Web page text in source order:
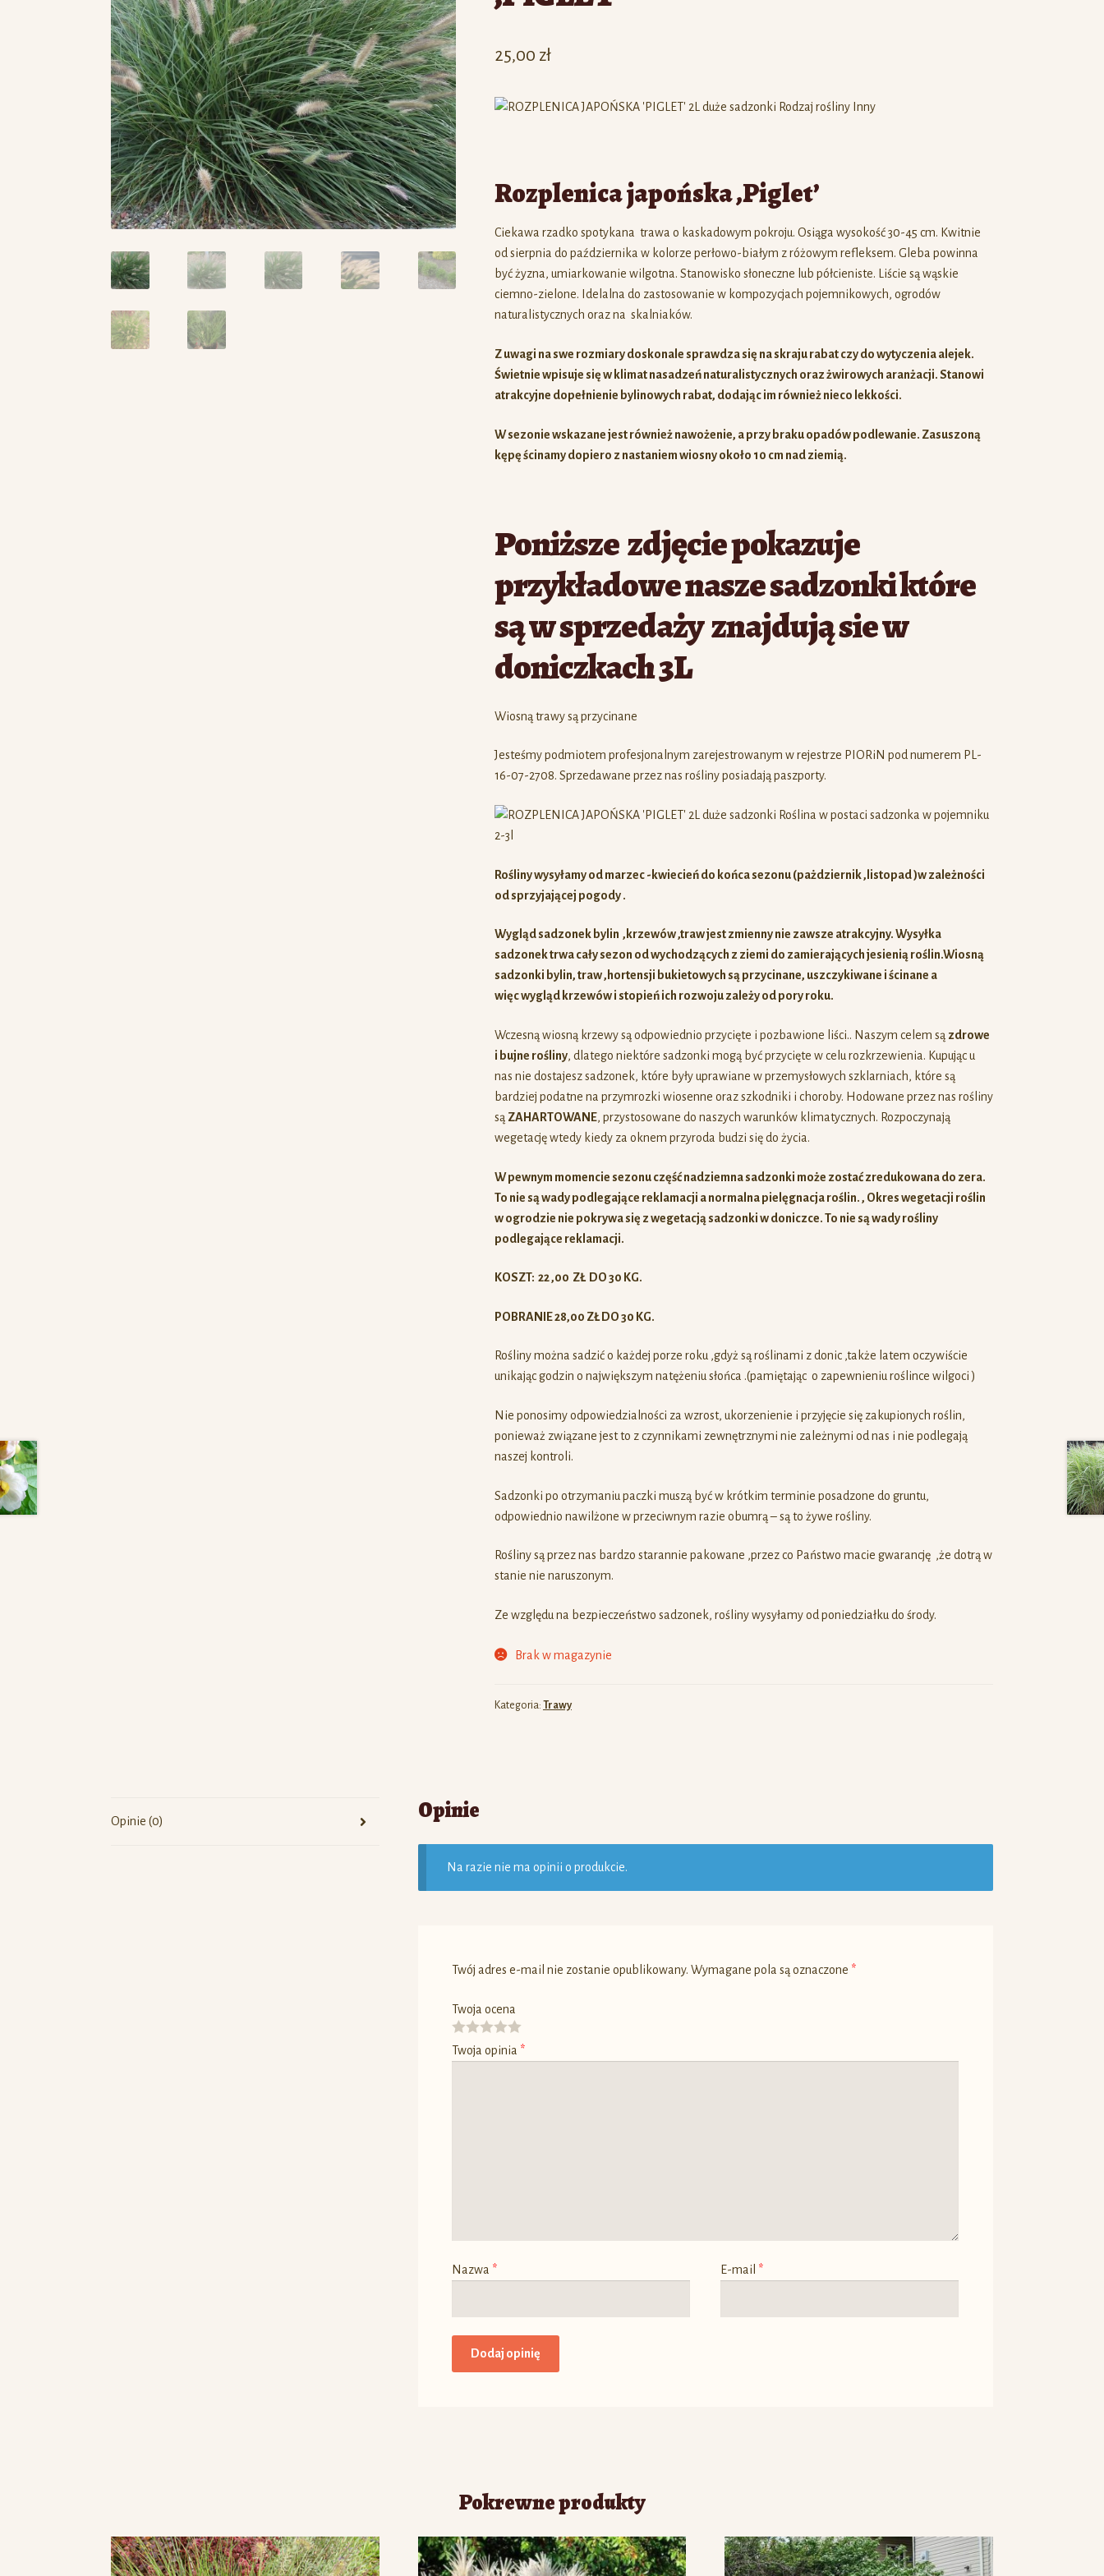
25,00 zł
Rozplenica japońska ‚Piglet’
Ciekawa rzadko spotykana trawa o kaskadowym pokroju. Osiąga wysokość 30-45 cm. Kwitnie
od sierpnia do października w kolorze perłowo-białym z różowym refleksem. Gleba powinna
być żyzna, umiarkowanie wilgotna. Stanowisko słoneczne lub półcieniste. Liście są wąskie
ciemno-zielone. Idelalna do zastosowanie w kompozycjach pojemnikowych, ogrodów
naturalistycznych oraz na skalniaków.
Z uwagi na swe rozmiary doskonale sprawdza się na skraju rabat czy do wytyczenia alejek.
Świetnie wpisuje się w klimat nasadzeń naturalistycznych oraz żwirowych aranżacji. Stanowi
atrakcyjne dopełnienie bylinowych rabat, dodając im również nieco lekkości.
W sezonie wskazane jest również nawożenie, a przy braku opadów podlewanie. Zasuszoną
kępę ścinamy dopiero z nastaniem wiosny około 10 cm nad ziemią.
Poniższe zdjęcie pokazuje
przykładowe nasze sadzonki które
są w sprzedaży znajdują sie w
doniczkach 3L
Wiosną trawy są przycinane
Jesteśmy podmiotem profesjonalnym zarejestrowanym w rejestrze PIORiN pod numerem PL-
16-07-2708. Sprzedawane przez nas rośliny posiadają paszporty.
Rośliny wysyłamy od marzec -kwiecień do końca sezonu (pażdziernik ,listopad )w zależności
od sprzyjającej pogody .
Wygląd sadzonek bylin ,krzewów ,traw jest zmienny nie zawsze atrakcyjny. Wysyłka
sadzonek trwa cały sezon od wychodzących z ziemi do zamierających jesienią roślin.Wiosną
sadzonki bylin, traw ,hortensji bukietowych są przycinane, uszczykiwane i ścinane a
więcwygląd krzewów i stopień ich rozwoju zależy od pory roku.
Wczesną wiosną krzewy są odpowiednio przycięte i pozbawione liści.. Naszym celem są zdrowe
i bujne rośliny, dlatego niektóre sadzonki mogą być przycięte w celu rozkrzewienia. Kupując u
nas nie dostajesz sadzonek, które były uprawiane w przemysłowych szklarniach, które są
bardziej podatne na przymrozki wiosenne oraz szkodniki i choroby. Hodowane przez nas rośliny
są ZAHARTOWANE, przystosowane do naszych warunków klimatycznych. Rozpoczynają
wegetację wtedy kiedy za oknem przyroda budzi się do życia.
W pewnym momencie sezonu część nadziemna sadzonki może zostać zredukowana do zera.
To nie są wady podlegające reklamacji a normalna pielęgnacja roślin. , Okres wegetacji roślin
w ogrodzie nie pokrywa się z wegetacją sadzonki w doniczce. To nie są wady rośliny
podlegające reklamacji.
KOSZT: 22 ,00 ZŁ DO 30 KG.
POBRANIE 28,00 ZŁ DO 30 KG.
Rośliny można sadzić o każdej porze roku ,gdyż są roślinami z donic ,także latem oczywiście
unikając godzin o największym natężeniu słońca .(pamiętając o zapewnieniu roślince wilgoci )
Nie ponosimy odpowiedzialności za wzrost, ukorzenienie i przyjęcie się zakupionych roślin,
ponieważ związane jest to z czynnikami zewnętrznymi nie zależnymi od nas i nie podlegają
naszej kontroli.
Sadzonki po otrzymaniu paczki muszą być w krótkim terminie posadzone do gruntu,
odpowiednio nawilżone w przeciwnym razie obumrą – są to żywe rośliny.
Rośliny są przez nas bardzo starannie pakowane ,przez co Państwo macie gwarancję ,że dotrą w
stanie nie naruszonym.
Ze względu na bezpieczeństwo sadzonek, rośliny wysyłamy od poniedziałku do środy.
Brak w magazynie
Kategoria: Trawy
Opinie (0) Opinie
Na razie nie ma opinii o produkcie.
Twój adres e-mail nie zostanie opublikowany. Wymagane pola są oznaczone *
Twoja ocena
Twoja opinia *
Nazwa * E-mail *
Pokrewne produkty